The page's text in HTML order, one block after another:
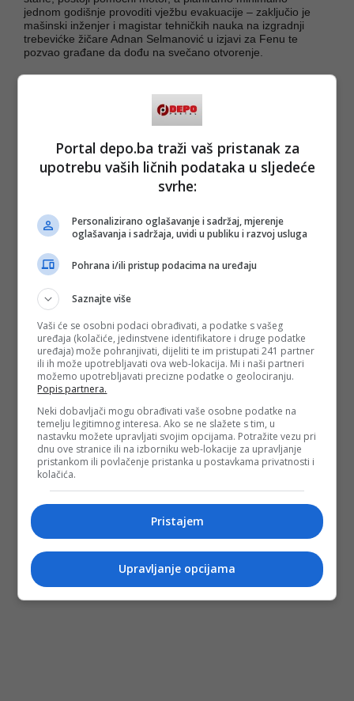
jednom godišnje provoditi vježbu evakuacije – zaključio je
mašinski inženjer i magistar tehničkih nauka na izgradnji
trebevićke žičare Adnan Selmanović u izjavi za Fenu te
pozvao građane da dođu na svečano otvorenje.
(Fena/mr)
PODIJELI NA
Depo.bapratite putem društvenih mrežaTwitteriFacebook
#trebevićka žičara #šesti april
Portal depo.ba traži vaš pristanak za
upotrebu vaših ličnih podataka u sljedeće
svrhe:
Personalizirano oglašavanje i sadržaj, mjerenje
oglašavanja i sadržaja, uvidi u publiku i razvoj usluga
Pohrana i/ili pristup podacima na uređaju
Saznajte više
Vaši će se osobni podaci obrađivati, a podatke s vašeg
uređaja (kolačiće, jedinstvene identifikatore i druge podatke
uređaja) može pohranjivati, dijeliti te im pristupati 241 partner
ili ih može upotrebljavati ova web-lokacija. Mi i naši partneri
možemo upotrebljavati precizne podatke o geolociranju.
Popis partnera.
Neki dobavljači mogu obrađivati vaše osobne podatke na
temelju legitimnog interesa. Ako se ne slažete s tim, u
nastavku možete upravljati svojim opcijama. Potražite vezu pri
dnu ove stranice ili na izborniku web-lokacije za upravljanje
pristankom ili povlačenje pristanka u postavkama privatnosti i
kolačića.
Pristajem
Upravljanje opcijama